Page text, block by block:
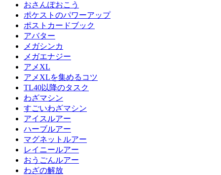
おさんぽおこう
ポケストのパワーアップ
ポストカードブック
アバター
メガシンカ
メガエナジー
アメXL
アメXLを集めるコツ
TL40以降のタスク
わざマシン
すごいわざマシン
アイスルアー
ハーブルアー
マグネットルアー
レイニールアー
おうごんルアー
わざの解放